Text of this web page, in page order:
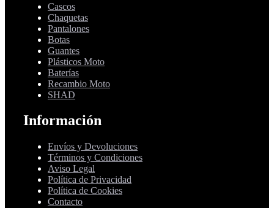
Cascos
Chaquetas
Pantalones
Botas
Guantes
Plásticos Moto
Baterías
Recambio Moto
SHAD
Información
Envíos y Devoluciones
Términos y Condiciones
Aviso Legal
Política de Privacidad
Política de Cookies
Contacto